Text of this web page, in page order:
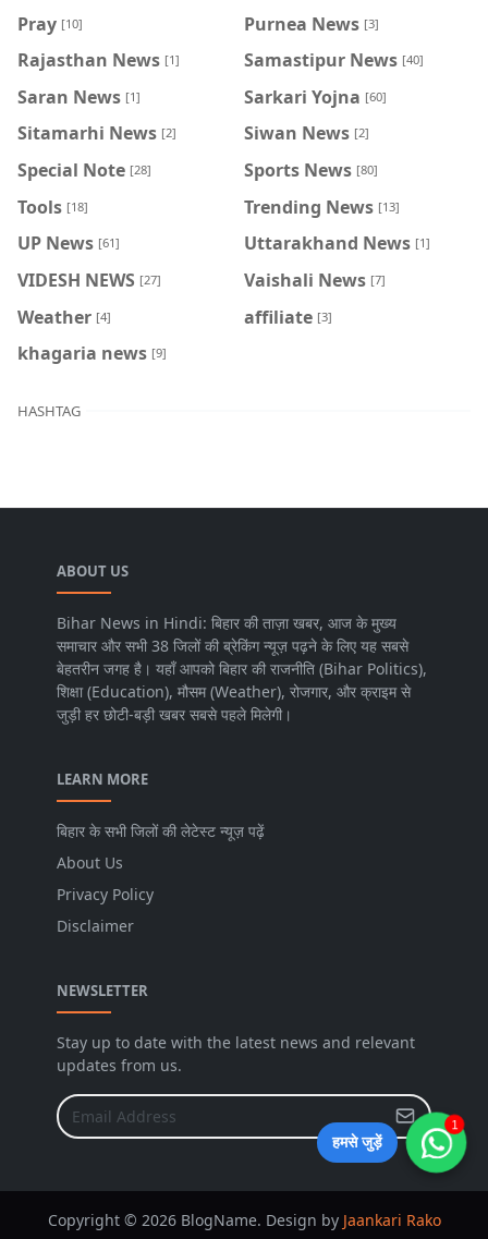
Pray [10] Purnea News [3]
Rajasthan News [1] Samastipur News [40]
Saran News [1] Sarkari Yojna [60]
Sitamarhi News [2] Siwan News [2]
Special Note [28] Sports News [80]
Tools [18] Trending News [13]
UP News [61] Uttarakhand News [1]
VIDESH NEWS [27] Vaishali News [7]
Weather [4] affiliate [3]
khagaria news [9]
HASHTAG
ABOUT US
Bihar News in Hindi: बिहार की ताज़ा खबर, आज के मुख्य
समाचार और सभी 38 जिलों की ब्रेकिंग न्यूज़ पढ़ने के लिए यह सबसे
बेहतरीन जगह है। यहाँ आपको बिहार की राजनीति (Bihar Politics),
शिक्षा (Education), मौसम (Weather), रोजगार, और क्राइम से
जुड़ी हर छोटी-बड़ी खबर सबसे पहले मिलेगी।
LEARN MORE
बिहार के सभी जिलों की लेटेस्ट न्यूज़ पढ़ें
About Us
Privacy Policy
Disclaimer
NEWSLETTER
Stay up to date with the latest news and relevant
updates from us.
Copyright © 2026 BlogName. Design by Jaankari Rako
हमसे जुड़ें
1